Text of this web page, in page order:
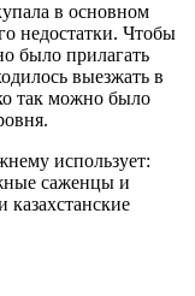
в основном
недостатки. Чтобы
было прилагать
выезжать в
так можно было
использует:
саженцы и